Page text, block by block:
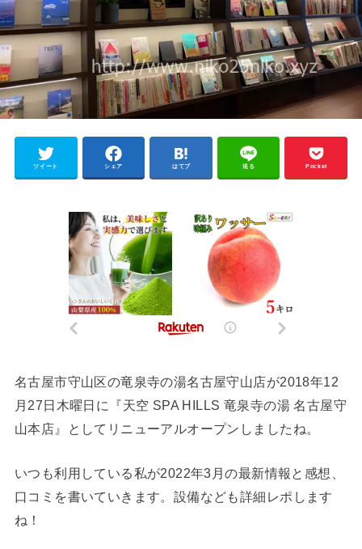
ツイート シェア はてブ 送る Pocket
名古屋市守山区の竜泉寺の湯名古屋守山店が2018年12
月27日木曜日に『天空 SPA HILLS 竜泉寺の湯 名古屋守
山本店』としてリニューアルオープンしましたね。
いつも利用している私が2022年3月の最新情報と感想、
口コミを書いていきます。設備なども詳細レポします
ね！